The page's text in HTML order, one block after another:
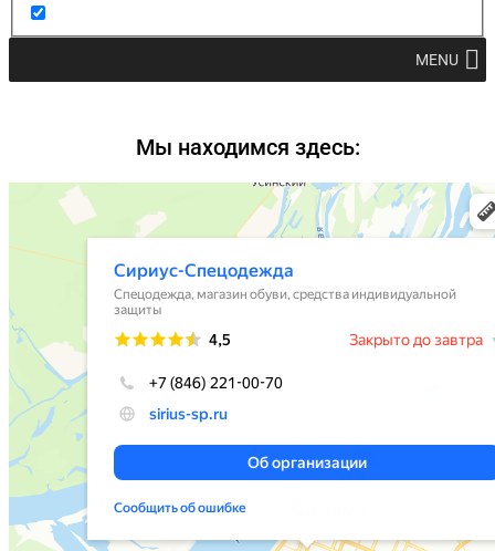
MENU
Мы находимся здесь: